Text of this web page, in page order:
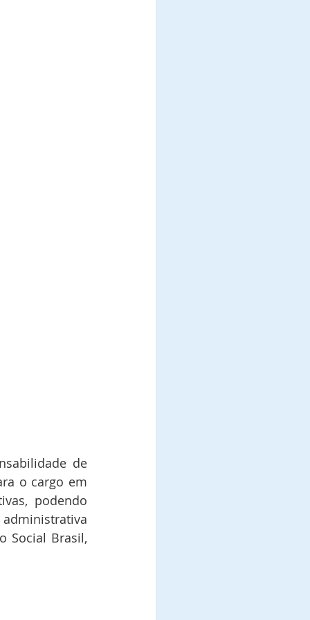
de
o cargo em
podendo
Social Brasil,